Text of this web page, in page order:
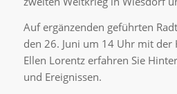
Auf ergänzenden geführten
den 26. Juni um 14 Uhr mit der
Ellen Lorentz erfahren Sie
und Ereignissen.